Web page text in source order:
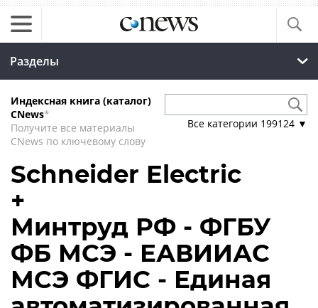
Разделы
Индексная книга (каталог)
CNews*
Получите все материалы
CNews по ключевому слову
Все категории 199124 ▼
Schneider Electric
+
Минтруд РФ - ФГБУ
ФБ МСЭ - ЕАВИИАС
МСЭ ФГИС - Единая